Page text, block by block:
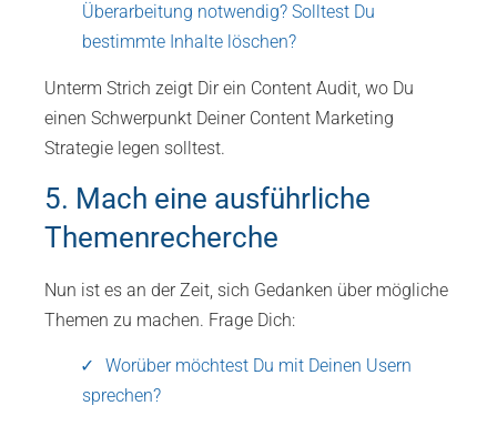
Überarbeitung notwendig? Solltest Du
bestimmte Inhalte löschen?
Unterm Strich zeigt Dir ein Content Audit, wo Du
einen Schwerpunkt Deiner Content Marketing
Strategie legen solltest.
5. Mach eine ausführliche
Themenrecherche
Nun ist es an der Zeit, sich Gedanken über mögliche
Themen zu machen. Frage Dich:
Worüber möchtest Du mit Deinen Usern
sprechen?